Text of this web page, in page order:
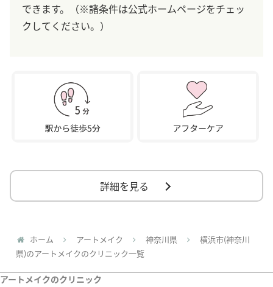
できます。（※諸条件は公式ホームページをチェッ
クしてください。）
詳細を見る
ホーム アートメイク 神奈川県
横浜市(神奈川
県)のアートメイクのクリニック一覧
アートメイクのクリニック